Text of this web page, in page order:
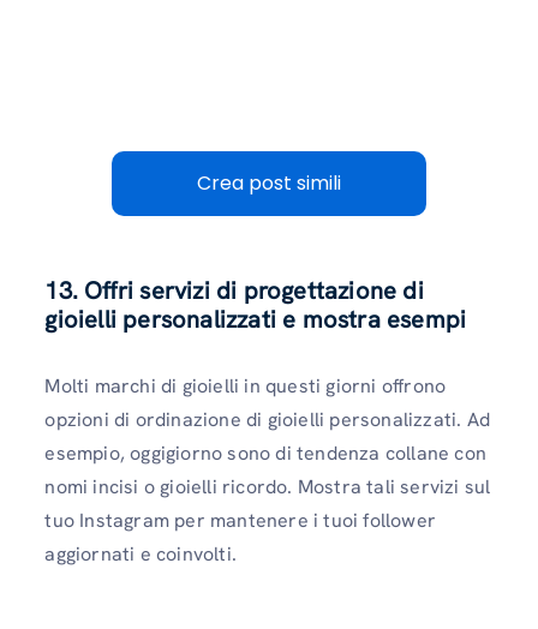
Crea post simili
13. Offri servizi di progettazione di
gioielli personalizzati e mostra esempi
Molti marchi di gioielli in questi giorni offrono
opzioni di ordinazione di gioielli personalizzati. Ad
esempio, oggigiorno sono di tendenza collane con
nomi incisi o gioielli ricordo. Mostra tali servizi sul
tuo Instagram per mantenere i tuoi follower
aggiornati e coinvolti.